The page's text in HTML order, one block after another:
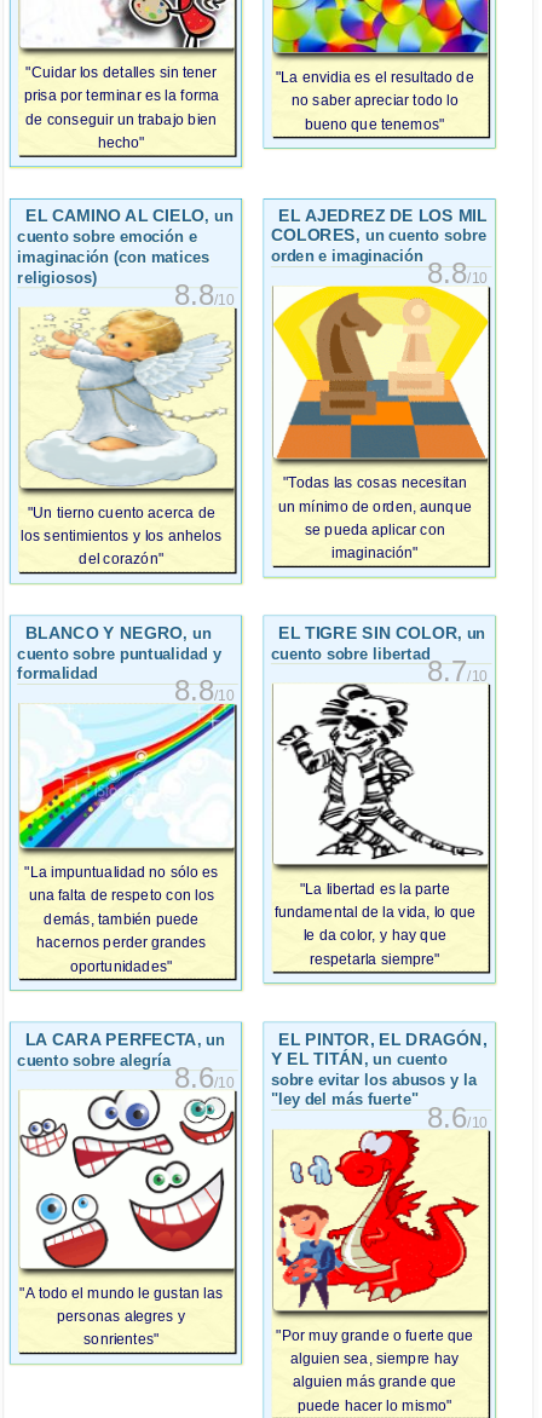
"Cuidar los detalles sin tener
prisa por terminar es la forma
de conseguir un trabajo bien
hecho"
"La envidia es el resultado de
no saber apreciar todo lo
bueno que tenemos"
EL CAMINO AL CIELO, un
cuento sobre emoción e
imaginación (con matices
religiosos)
8.8/10
"Un tierno cuento acerca de
los sentimientos y los anhelos
del corazón"
EL AJEDREZ DE LOS MIL
COLORES, un cuento sobre
orden e imaginación
8.8/10
"Todas las cosas necesitan
un mínimo de orden, aunque
se pueda aplicar con
imaginación"
BLANCO Y NEGRO, un
cuento sobre puntualidad y
formalidad
8.8/10
"La impuntualidad no sólo es
una falta de respeto con los
demás, también puede
hacernos perder grandes
oportunidades"
EL TIGRE SIN COLOR, un
cuento sobre libertad
8.7/10
"La libertad es la parte
fundamental de la vida, lo que
le da color, y hay que
respetarla siempre"
LA CARA PERFECTA, un
cuento sobre alegría
8.6/10
"A todo el mundo le gustan las
personas alegres y
sonrientes"
EL PINTOR, EL DRAGÓN,
Y EL TITÁN, un cuento
sobre evitar los abusos y la
"ley del más fuerte"
8.6/10
"Por muy grande o fuerte que
alguien sea, siempre hay
alguien más grande que
puede hacer lo mismo"